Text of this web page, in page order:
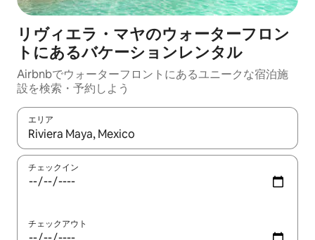
リヴィエラ・マヤのウォーターフロン
トにあるバケーションレンタル
Airbnbでウォーターフロントにあるユニークな宿泊施
設を検索・予約しよう
エリア
検索結果が表示されたら、上下の矢印キーを使って移動するか
チェックイン
チェックアウト